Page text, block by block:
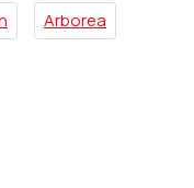
Arborea